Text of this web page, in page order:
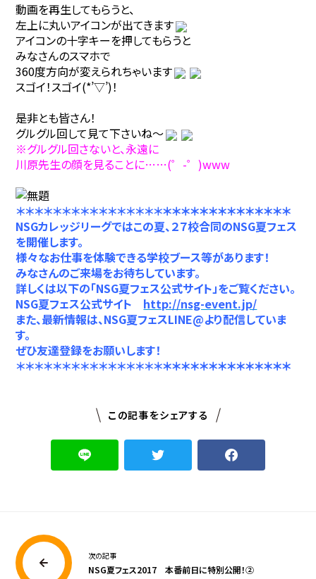
動画を再生してもらうと、
左上に丸いアイコンが出てきます
アイコンの十字キーを押してもらうと
みなさんのスマホで
360度方向が変えられちゃいます
スゴイ！スゴイ(*’▽’)！
是非とも皆さん！
グルグル回して見て下さいね～
※グルグル回さないと、永遠に
川原先生の顔を見ることに……(゜-゜)www
＊＊＊＊＊＊＊＊＊＊＊＊＊＊＊＊＊＊＊＊＊＊＊＊＊＊＊＊＊＊
NSGカレッジリーグではこの夏、２７校合同のNSG夏フェス
を開催します。
様々なお仕事を体験できる学校ブース等があります！
みなさんのご来場をお待ちしています。
詳しくは以下の「NSG夏フェス公式サイト」をご覧ください。
NSG夏フェス公式サイト http://nsg-event.jp/
また、最新情報は、NSG夏フェスLINE@より配信していま
す。
ぜひ友達登録をお願いします！
＊＊＊＊＊＊＊＊＊＊＊＊＊＊＊＊＊＊＊＊＊＊＊＊＊＊＊＊＊＊
この記事をシェアする
次の記事
NSG夏フェス2017 本番前日に特別公開！②